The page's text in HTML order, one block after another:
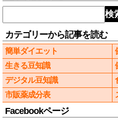
検
カテゴリーから記事を読む
簡単ダイエット
生きる豆知識
デジタル豆知識
市販薬成分表
Facebookページ